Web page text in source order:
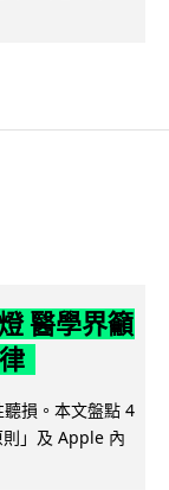
醫學界籲
損。本文盤點 4
」及 Apple 內